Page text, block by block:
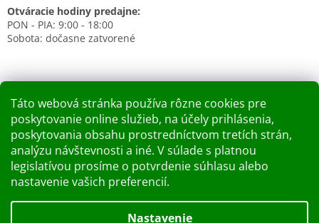
Táto webová stránka používa rôzne cookies pre
poskytovanie online služieb, na účely prihlásenia,
poskytovania obsahu prostredníctvom tretích strán,
analýzu návštevnosti a iné. V súlade s platnou
legislatívou prosíme o potvrdenie súhlasu alebo
nastavenie vašich preferencií.
Nastavenie
Otváracie hodiny predajne:
PON - PIA: 9:00 - 18:00
Sobota: dočasne zatvorené
Nákupný košík
0KS / 0 €